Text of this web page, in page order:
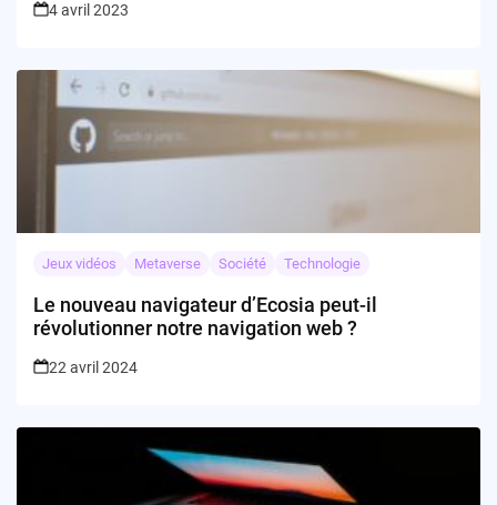
4 avril 2023
Jeux vidéos Metaverse Société Technologie
Le nouveau navigateur d’Ecosia peut-il
révolutionner notre navigation web ?
22 avril 2024